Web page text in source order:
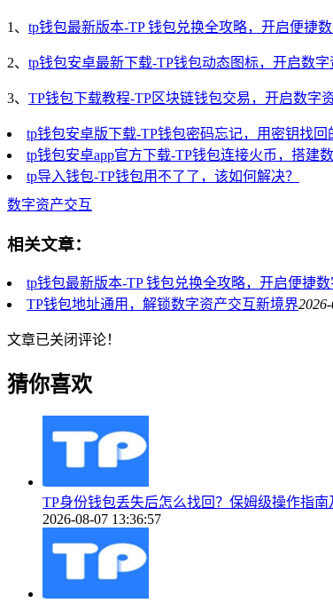
1、 tp钱包最新版本-TP 钱包兑换全攻略，开启便捷
2、 tp钱包安卓最新下载-TP钱包动态图标，开启数
3、 TP钱包下载教程-TP区块链钱包交易，开启数字
tp钱包安卓版下载-TP钱包密码忘记，用密钥找回
tp钱包安卓app官方下载-TP钱包连接火币，搭建
tp导入钱包-TP钱包用不了了，该如何解决？
数字资产交互
相关文章：
tp钱包最新版本-TP 钱包兑换全攻略，开启便捷
TP钱包地址通用，解锁数字资产交互新境界
文章已关闭评论！
猜你喜欢
TP身份钱包丢失后怎么找回？保姆级操作指南
2026-08-07 13:36:57